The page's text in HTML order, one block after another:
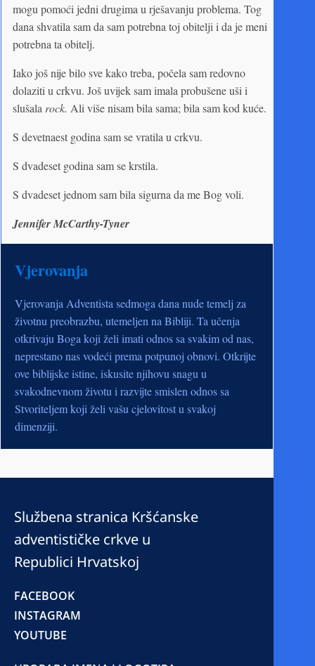
mogu pomoći jedni drugima u rješavanju problema. Tog
dana shvatila sam da sam potrebna toj obitelji i da je meni
potrebna ta obitelj.
Iako još nije bilo sve kako treba, počela sam redovno
dolaziti u crkvu. Još uvijek sam imala probušene uši i
slušala rock. Ali više nisam bila sama; bila sam kod kuće.
S devetnaest godina sam se vratila u crkvu.
S dvadeset godina sam se krstila.
S dvadeset jednom sam bila sigurna da me Bog voli.
Jennifer McCarthy-Tyner
Vjerovanja
Vjerovanja Adventista sedmoga dana nude temelj za
životnu preobrazbu, utemeljen na Bibliji. Ta učenja
otkrivaju Boga koji želi imati odnos sa svakim od nas,
neprestano nas vodeći prema potpunoj obnovi. Otkrijte
ove biblijske istine, iskusite njihovu snagu u
svakodnevnom životu i razvijte smislen odnos sa
Stvoriteljem koji želi vašu cjelovitost u svakoj
dimenziji.
Službena stranica Kršćanske
adventističke crkve u
Republici Hrvatskoj
FACEBOOK
INSTAGRAM
YOUTUBE